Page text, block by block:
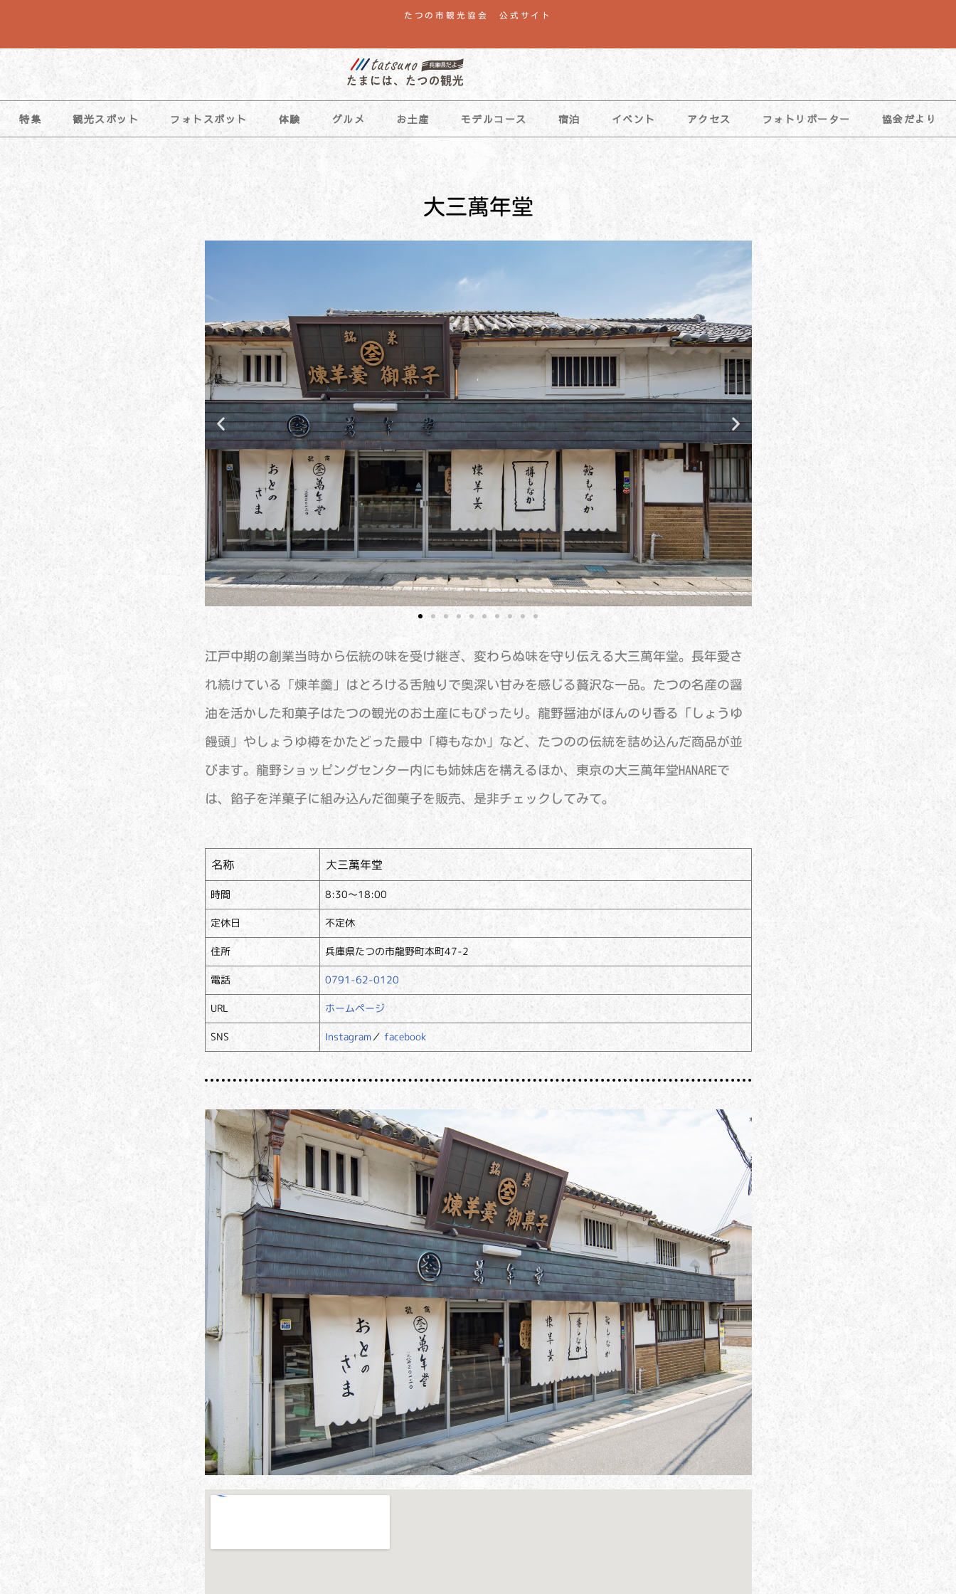
ン
ツ
へ
たつの市観光協会 公式サイト
特集 観光スポット フォトスポット 体験 グルメ お土産 モデルコース 宿泊 イベント アクセス フォトリポーター 協会だより
大三萬年堂
江戸中期の創業当時から伝統の味を受け継ぎ、変わらぬ味を守り伝える大三萬年堂。長年愛さ
れ続けている「煉羊羹」はとろける舌触りで奥深い甘みを感じる贅沢な一品。たつの名産の醤
油を活かした和菓子はたつの観光のお土産にもぴったり。龍野醤油がほんのり香る「しょうゆ
饅頭」やしょうゆ樽をかたどった最中「樽もなか」など、たつのの伝統を詰め込んだ商品が並
びます。龍野ショッピングセンター内にも姉妹店を構えるほか、東京の大三萬年堂HANAREで
は、餡子を洋菓子に組み込んだ御菓子を販売、是非チェックしてみて。
名称 大三萬年堂
時間
8:30～18:00
定休日
不定休
住所
兵庫県たつの市龍野町本町47-2
電話
0791-62-0120
URL
ホームページ
SNS
Instagram／ facebook